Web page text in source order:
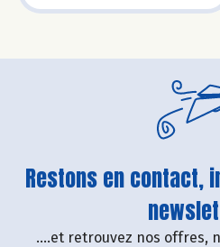
Restons en contact,
....et retrouvez nos offres,